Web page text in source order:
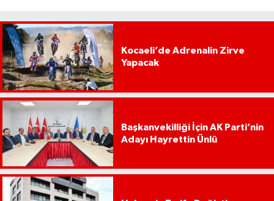
Kocaeli’de Adrenalin Zirve
Yapacak
Başkanvekilliği İçin AK Parti’nin
Adayı Hayrettin Ünlü